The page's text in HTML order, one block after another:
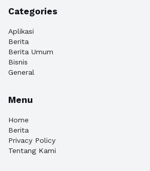
Categories
Aplikasi
Berita
Berita Umum
Bisnis
General
Menu
Home
Berita
Privacy Policy
Tentang Kami